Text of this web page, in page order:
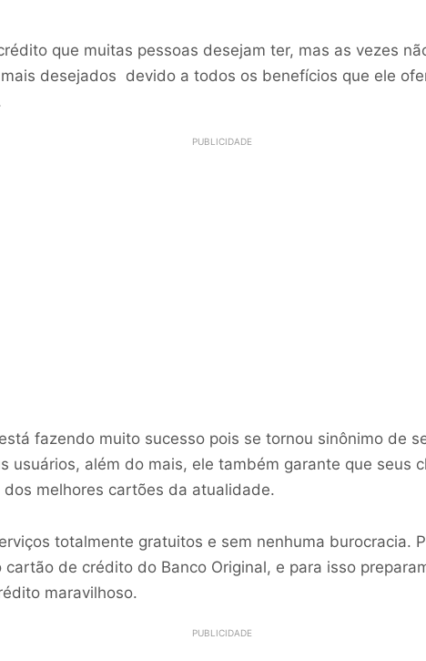
que muitas pessoas desejam ter, mas as vezes
desejados devido a todos os benefícios que ele
PUBLICIDADE
fazendo muito sucesso pois se tornou sinônimo de
usuários, além do mais, ele também garante que seus
melhores cartões da atualidade.
totalmente gratuitos e sem nenhuma burocracia.
de crédito do Banco Original, e para isso
maravilhoso.
PUBLICIDADE